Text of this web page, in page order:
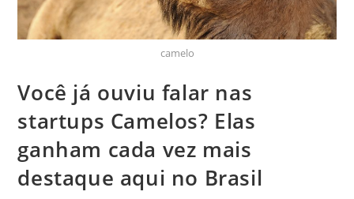
camelo
Você já ouviu falar nas
startups Camelos? Elas
ganham cada vez mais
destaque aqui no Brasil